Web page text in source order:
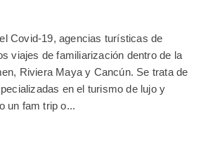
Covid-19, agencias turísticas de
viajes de familiarización dentro de la
Riviera Maya y Cancún. Se trata de
en el turismo de lujo y
un fam trip o...